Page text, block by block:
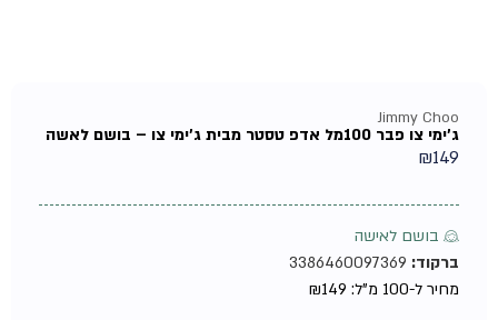
Jimmy Choo
ג'ימי צו פבר 100מל אדפ טסטר מבית ג'ימי צו – בושם לאשה
₪149
♀ בושם לאישה
ברקוד:3386460097369
מחיר ל-100 מ"ל:
₪149